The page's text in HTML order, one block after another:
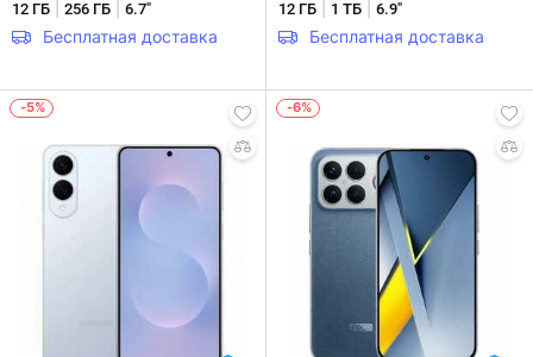
12 ГБ 256 ГБ 6.7"
Бесплатная доставка
12 ГБ 1 ТБ 6.9"
Бесплатная доставка
-5% -6%